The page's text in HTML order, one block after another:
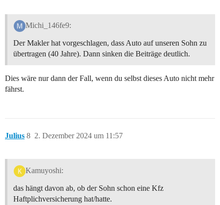
Michi_146fe9:
Der Makler hat vorgeschlagen, dass Auto auf unseren Sohn zu
übertragen (40 Jahre). Dann sinken die Beiträge deutlich.
Dies wäre nur dann der Fall, wenn du selbst dieses Auto nicht mehr
fährst.
Julius 2. Dezember 2024 um 11:57
8
Kamuyoshi:
das hängt davon ab, ob der Sohn schon eine Kfz
Haftplichversicherung hat/hatte.